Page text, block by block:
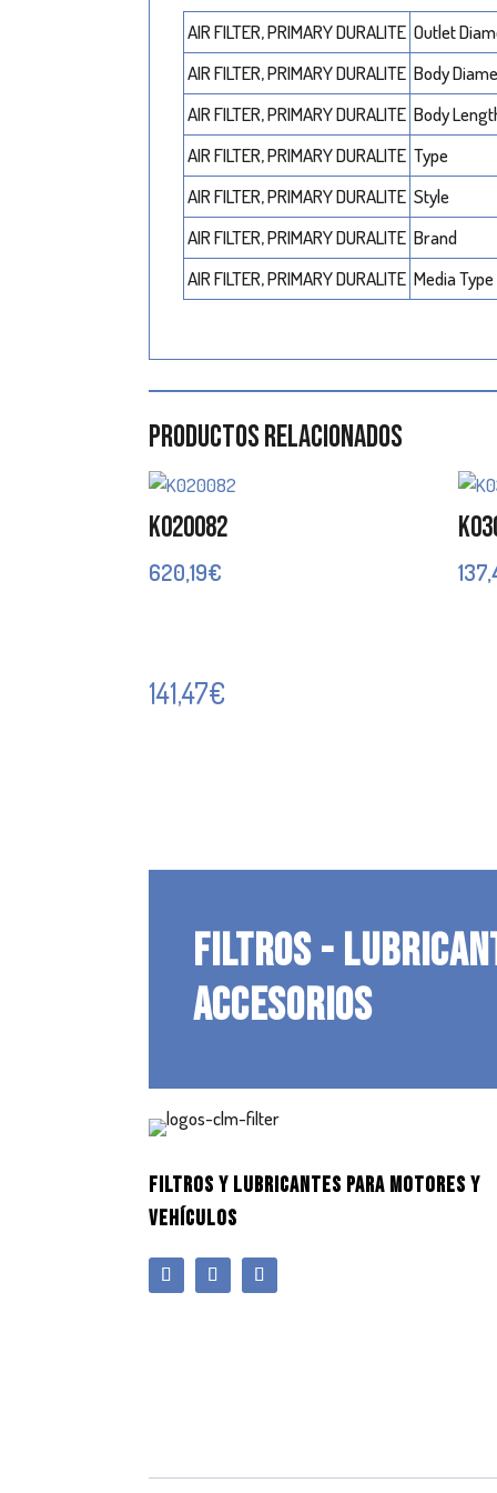
AIR FILTER, PRIMARY DURALITE Outlet
AIR FILTER, PRIMARY DURALITE Body
AIR FILTER, PRIMARY DURALITE Body
AIR FILTER, PRIMARY DURALITE Type
AIR FILTER, PRIMARY DURALITE Style
AIR FILTER, PRIMARY DURALITE Brand
AIR FILTER, PRIMARY DURALITE Media Type
Productos relacionados
K020082
620,19€
141,47€
FILTROS -
ACCESORIOS
FILTROS Y LUBRICANTES PARA MOTORES Y
VEHÍCULOS